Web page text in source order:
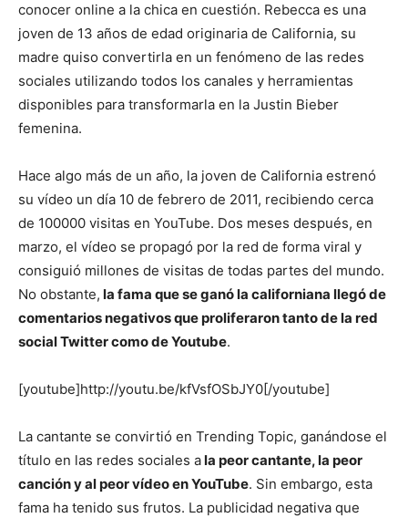
conocer online a la chica en cuestión. Rebecca es una
joven de 13 años de edad originaria de California, su
madre quiso convertirla en un fenómeno de las redes
sociales utilizando todos los canales y herramientas
disponibles para transformarla en la Justin Bieber
femenina.
Hace algo más de un año, la joven de California estrenó
su vídeo un día 10 de febrero de 2011, recibiendo cerca
de 100000 visitas en YouTube. Dos meses después, en
marzo, el vídeo se propagó por la red de forma viral y
consiguió millones de visitas de todas partes del mundo.
No obstante, la fama que se ganó la californiana llegó de
comentarios negativos que proliferaron tanto de la red
social Twitter como de Youtube.
[youtube]http://youtu.be/kfVsfOSbJY0[/youtube]
La cantante se convirtió en Trending Topic, ganándose el
título en las redes sociales ala peor cantante, la peor
canción y al peor vídeo en YouTube. Sin embargo, esta
fama ha tenido sus frutos. La publicidad negativa que